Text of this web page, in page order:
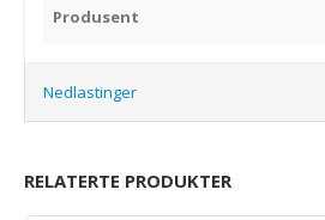
Produsent
Nedlastinger
RELATERTE PRODUKTER